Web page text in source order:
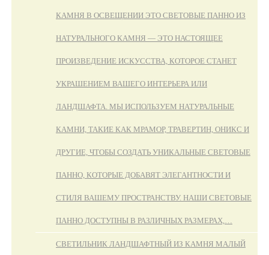
КАМНЯ В ОСВЕЩЕНИИ ЭТО СВЕТОВЫЕ ПАННО ИЗ
НАТУРАЛЬНОГО КАМНЯ — ЭТО НАСТОЯЩЕЕ
ПРОИЗВЕДЕНИЕ ИСКУССТВА, КОТОРОЕ СТАНЕТ
УКРАШЕНИЕМ ВАШЕГО ИНТЕРЬЕРА ИЛИ
ЛАНДШАФТА. МЫ ИСПОЛЬЗУЕМ НАТУРАЛЬНЫЕ
КАМНИ, ТАКИЕ КАК МРАМОР, ТРАВЕРТИН, ОНИКС И
ДРУГИЕ, ЧТОБЫ СОЗДАТЬ УНИКАЛЬНЫЕ СВЕТОВЫЕ
ПАННО, КОТОРЫЕ ДОБАВЯТ ЭЛЕГАНТНОСТИ И
СТИЛЯ ВАШЕМУ ПРОСТРАНСТВУ. НАШИ СВЕТОВЫЕ
ПАННО ДОСТУПНЫ В РАЗЛИЧНЫХ РАЗМЕРАХ,…
СВЕТИЛЬНИК ЛАНДШАФТНЫЙ ИЗ КАМНЯ МАЛЫЙ